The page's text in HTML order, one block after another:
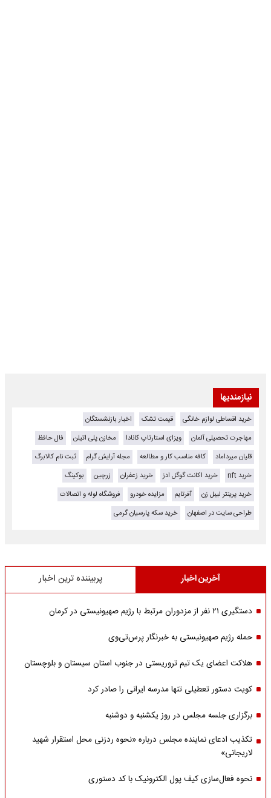
نیازمندیها
خرید اقساطی لوازم خانگی قیمت تشک
اخبار بازنشستگان
مهاجرت تحصیلی آلمان
ویزای استارتاپ کانادا مخازن پلی اتیلن
فال حافظ
قلیان میرداماد
کافه مناسب کار و مطالعه مجله آرایش گرام
ثبت نام کالابرگ
خرید nft
خرید اکانت گوگل ادز خرید زعفران زرچین
بوکینگ
خرید پرینتر لیبل زن
آفرتایم مزایده خودرو
فروشگاه لوله و اتصالات
طراحی سایت در اصفهان
خرید سکه پارسیان گرمی
آخرین اخبار پربیننده ترین اخبار
دستگیری ۲۱ نفر از مزدوران مرتبط با رژیم صهیونیستی در کرمان
حمله رژیم صهیونیستی به خبرنگار پرس‌تی‌وی
هلاکت اعضای یک تیم تروریستی در جنوب استان سیستان و بلوچستان
کویت دستور تعطیلی تنها مدرسه ایرانی را صادر کرد
برگزاری جلسه مجلس در روز یکشنبه و دوشنبه
تکذیب ادعای نماینده مجلس درباره «نحوه ردزنی محل استقرار شهید
لاریجانی»
نحوه فعال‌سازی کیف پول الکترونیک با کد دستوری